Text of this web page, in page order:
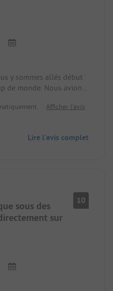
y sommes allés début
de monde. Nous avions
La plupart des
irréguliers. La plage est
profonde. Il y a deux
lors de l'enregistrement,
Afficher l'avis
Lire l'avis complet
sous des
sur
10